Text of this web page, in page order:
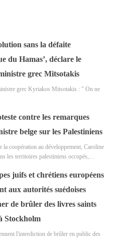
sans la défaite
du Hamas’, déclare le
grec Mitsotakis
grec Kyriakos Mitsotakis : " On ne
contre les remarques
belge sur les Palestiniens
la coopération au développement, Caroline
les territoires palestiniens occupés,…
juifs et chrétiens européens
aux autorités suédoises
de brûler des livres saints
Stockholm
l'interdiction de brûler en public des